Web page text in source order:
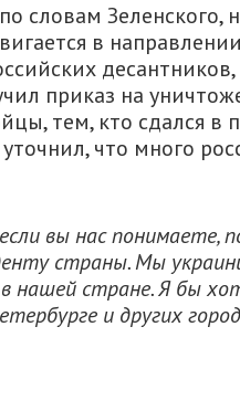
словам
в
приказ на
тем, кто сдался
что много
вы нас понимаете,
страны. Мы
нашей стране. Я бы
и других